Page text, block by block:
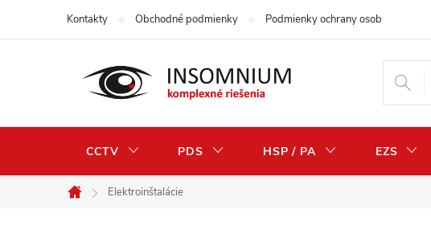
Kontakty Obchodné podmienky Podmienky ochrany osobných údajov
CCTV PDS HSP / PA EZS
Domov
Elektroinštalácie